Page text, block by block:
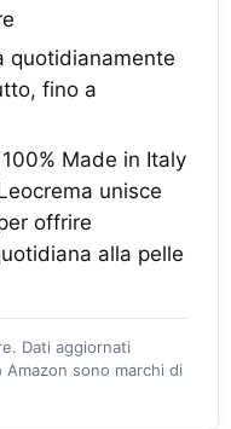
quotidianamente
fino a
Made in Italy
unisce
offrire
alla pelle
Dati aggiornati
Amazon sono marchi di